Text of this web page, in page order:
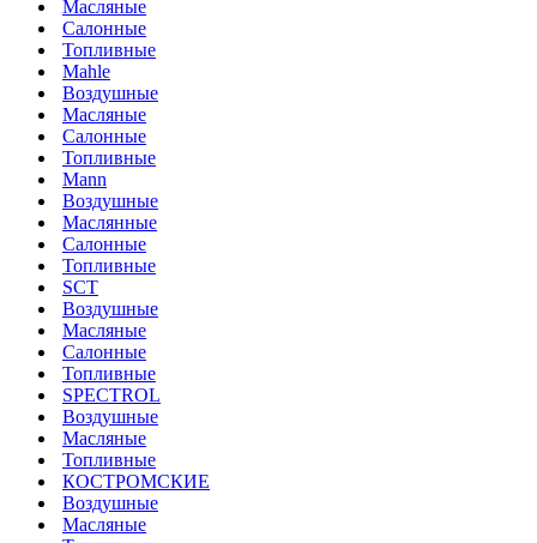
Масляные
Салонные
Топливные
Mahle
Воздушные
Масляные
Салонные
Топливные
Mann
Воздушные
Маслянные
Салонные
Топливные
SCT
Воздушные
Масляные
Салонные
Топливные
SPECTROL
Воздушные
Масляные
Топливные
КОСТРОМСКИЕ
Воздушные
Масляные